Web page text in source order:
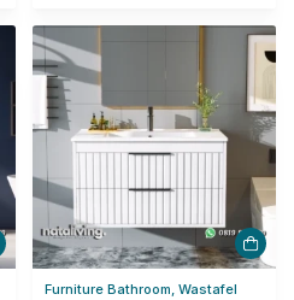
Furniture Bathroom, Wastafel